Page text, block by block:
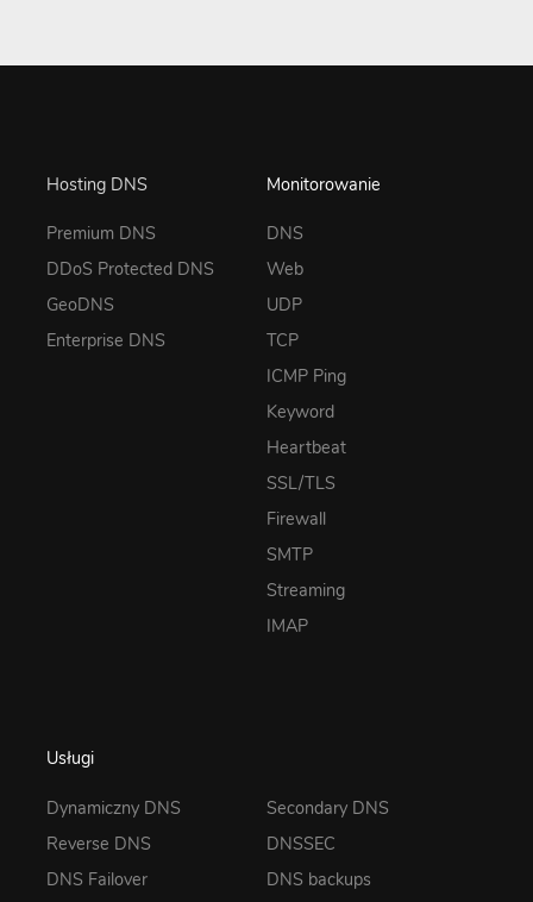
Hosting DNS
Premium DNS
DDoS Protected DNS
GeoDNS
Enterprise DNS
Monitorowanie
DNS
Web
UDP
TCP
ICMP Ping
Keyword
Heartbeat
SSL/TLS
Firewall
SMTP
Streaming
IMAP
Usługi
Dynamiczny DNS
Reverse DNS
DNS Failover
Secondary DNS
DNSSEC
DNS backups